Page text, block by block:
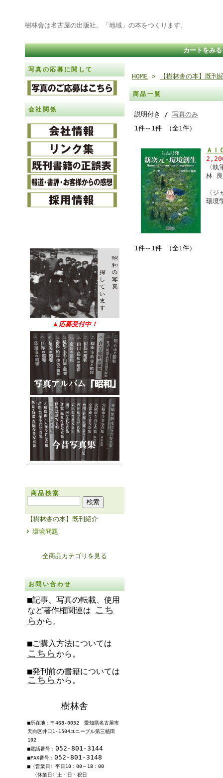
樹林舎は名古屋の出版社。「地域」の本をつくります。
カートをみる
写真の応募に関して
会社関係
▲ 応募受付中！
商品検索
【樹林舎の本】既刊紹介
環境問題
全商品カテゴリを見る
お問い合わせ
■記事、写真の転載、使用
など著作権関連は こち
らから。
■ご購入方法については
こちら から。
■発刊前の書籍については
こちら から。
樹林舎
■所在地：〒468-0052 愛知県名古屋市
天白区井口1-1504ユニーブル第三植田
102
■電話番号： 052-801-3144
■FAX番号： 052-801-3148
■〈営業日〉平日10：00～18：00
〈休業日〉土・日・祝日
HOME > 【樹林舎の本】既刊
商品一覧
説明付き / 写真のみ
1件～1件 （全1件）
ＡＩ
〈執
林
〈ジ
環境
1件～1件 （全1件）